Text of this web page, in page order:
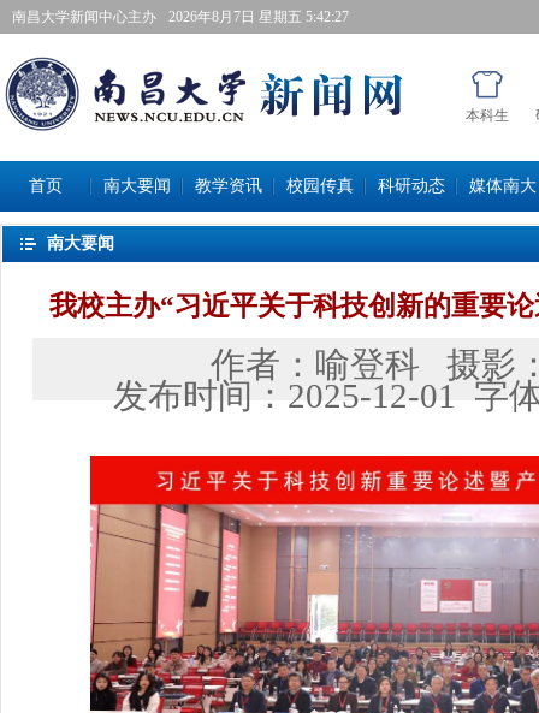
南昌大学新闻中心主办 2026年8月7日星期五 5:42:28
本科生
首页 南大要闻 教学资讯 校园传真 科研动态 媒体南大
南大要闻
我校主办“习近平关于科技创新的重要
作者： 喻登科
摄影
发布时间： 2025-12-01 字